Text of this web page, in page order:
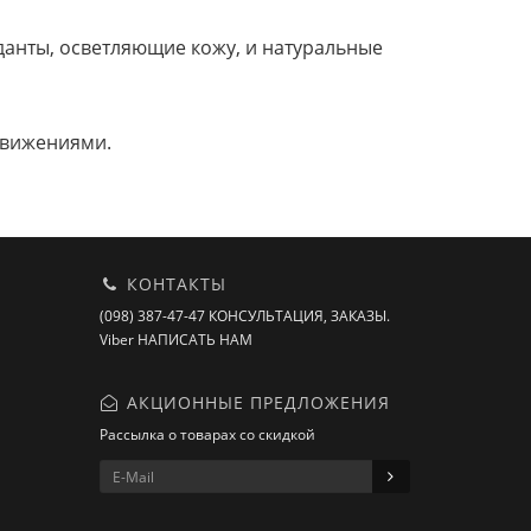
осветляющие кожу, и натуральные
КОНТАКТЫ
(098) 387-47-47 КОНСУЛЬТАЦИЯ, ЗАКАЗЫ.
Viber НАПИСАТЬ НАМ
АКЦИОННЫЕ ПРЕДЛОЖЕНИЯ
Рассылка о товарах со скидкой